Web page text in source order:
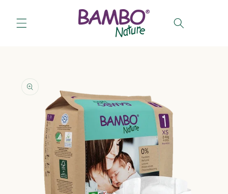
conținut
informațiile
despre
produs